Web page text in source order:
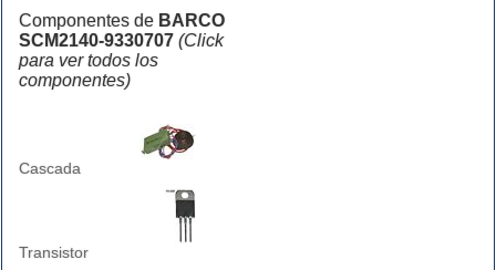
Componentes de BARCO
SCM2140-9330707 (Click
para ver todos los
componentes)
Cascada
Transistor